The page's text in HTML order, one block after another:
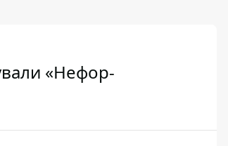
«Нефор-